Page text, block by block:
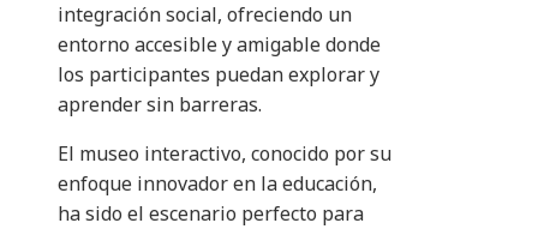
integración social, ofreciendo un
entorno accesible y amigable donde
los participantes puedan explorar y
aprender sin barreras.
El museo interactivo, conocido por su
enfoque innovador en la educación,
ha sido el escenario perfecto para